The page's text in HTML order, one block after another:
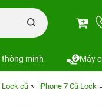
minh Máy
Lock cũ iPhone 7 Cũ Lock